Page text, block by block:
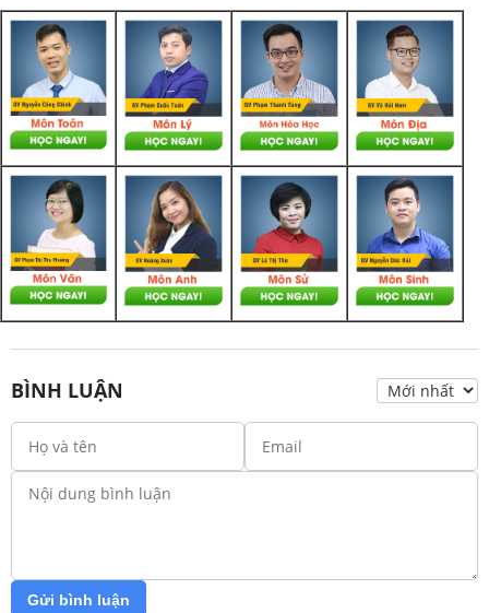
BÌNH LUẬN
Gửi bình luận